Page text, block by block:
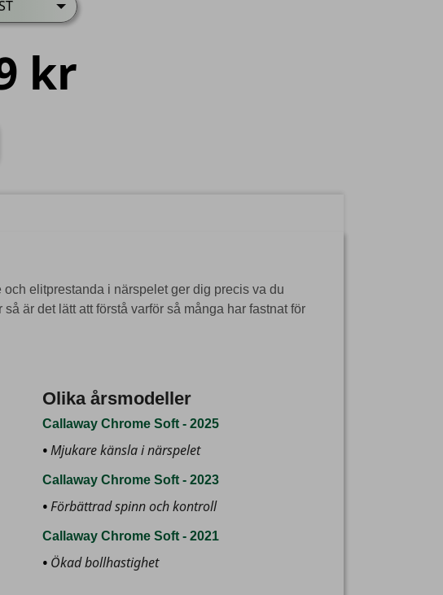
kr
elitprestanda i närspelet ger dig precis va du
är det lätt att förstå varför så många har fastnat för
Olika årsmodeller
Callaway Chrome Soft - 2025
Mjukare känsla i närspelet
Callaway Chrome Soft - 2023
Förbättrad spinn och kontroll
Callaway Chrome Soft - 2021
Ökad bollhastighet